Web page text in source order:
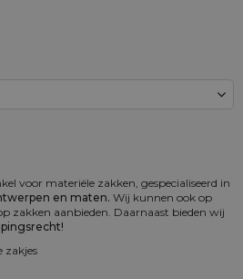
voor materiële zakken, gespecialiseerd in
en maten. Wij kunnen ook op
zakken aanbieden. Daarnaast bieden wij
zakjes